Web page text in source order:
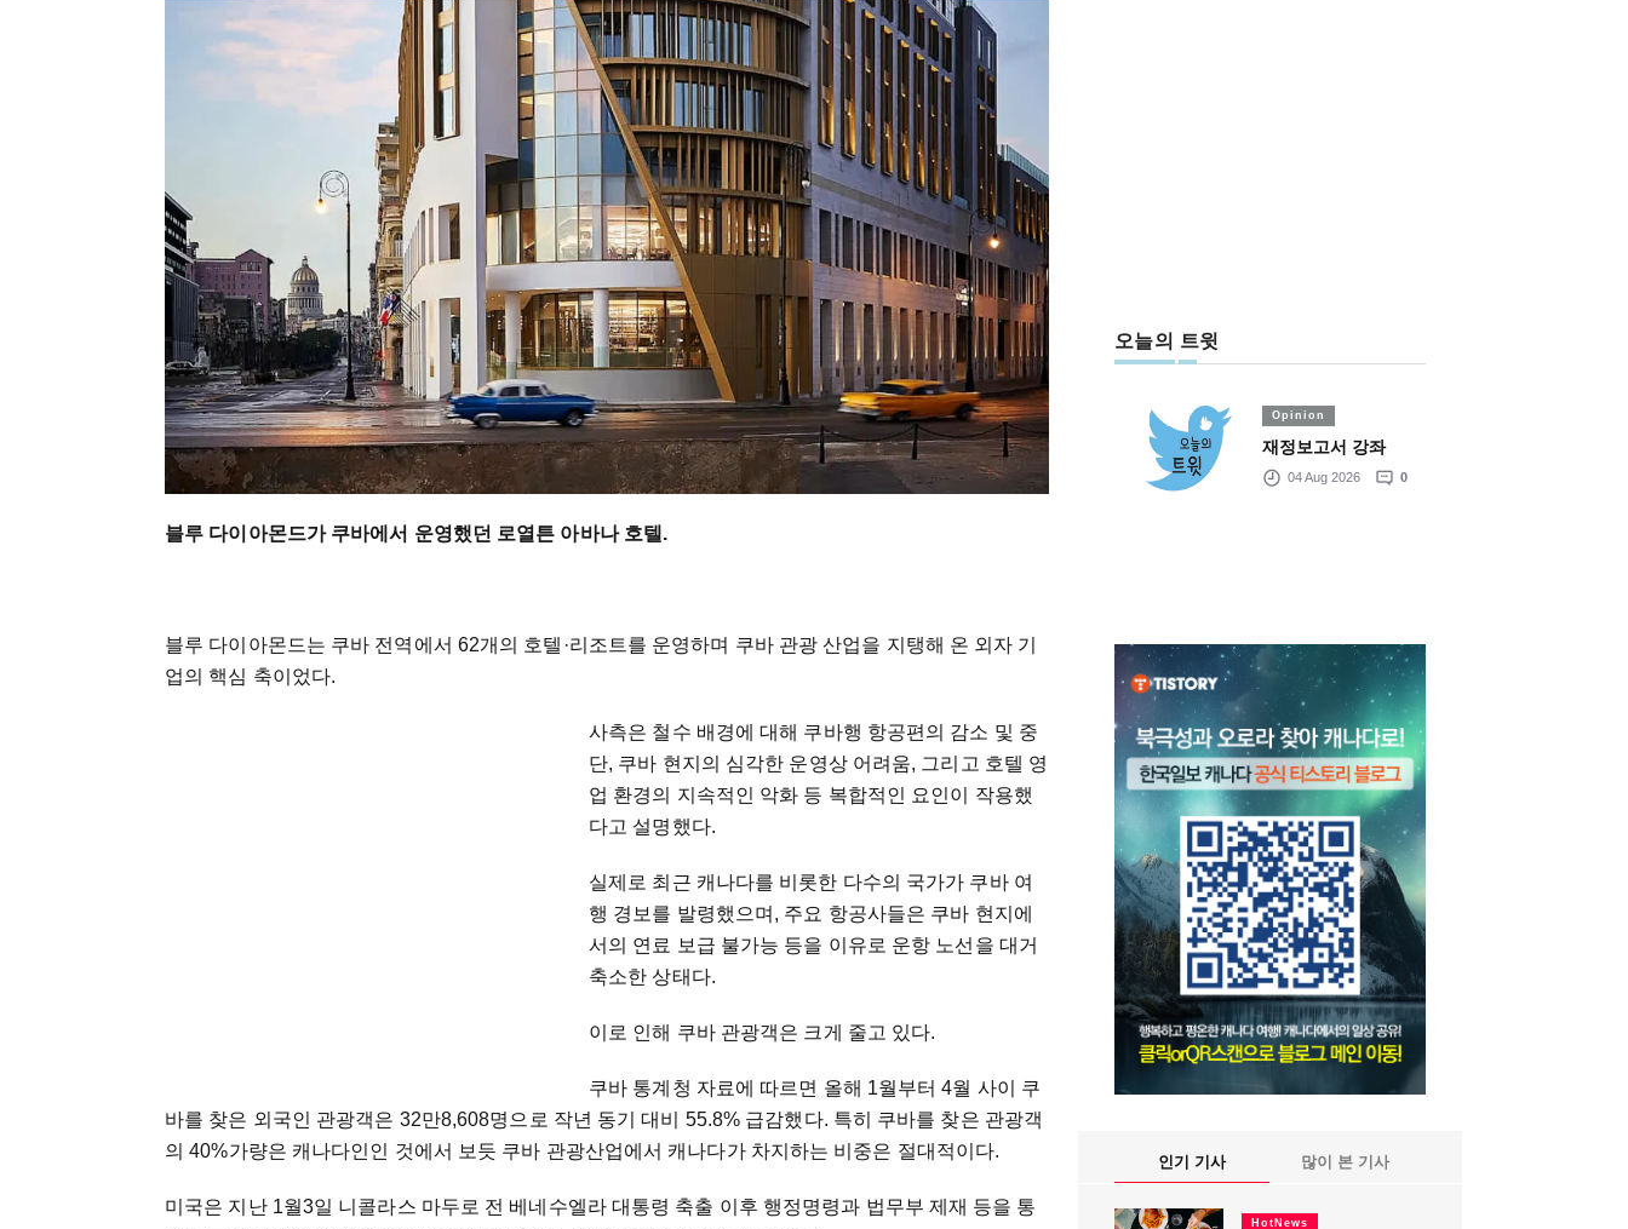
블루 다이아몬드가 쿠바에서 운영했던 로열튼 아바나 호텔.
블루 다이아몬드는 쿠바 전역에서 62개의 호텔·리조트를 운영하며 쿠바 관광 산업을 지탱해 온 외자 기
업의 핵심 축이었다.
사측은 철수 배경에 대해 쿠바행 항공편의 감소 및 중
단, 쿠바 현지의 심각한 운영상 어려움, 그리고 호텔 영
업 환경의 지속적인 악화 등 복합적인 요인이 작용했
다고 설명했다.
실제로 최근 캐나다를 비롯한 다수의 국가가 쿠바 여
행 경보를 발령했으며, 주요 항공사들은 쿠바 현지에
서의 연료 보급 불가능 등을 이유로 운항 노선을 대거
축소한 상태다.
이로 인해 쿠바 관광객은 크게 줄고 있다.
쿠바 통계청 자료에 따르면 올해 1월부터 4월 사이 쿠
바를 찾은 외국인 관광객은 32만8,608명으로 작년 동기 대비 55.8% 급감했다. 특히 쿠바를 찾은 관광객
의 40%가량은 캐나다인인 것에서 보듯 쿠바 관광산업에서 캐나다가 차지하는 비중은 절대적이다.
미국은 지난 1월3일 니콜라스 마두로 전 베네수엘라 대통령 축출 이후 행정명령과 법무부 제재 등을 통
오늘의 트윗
Opinion
재정보고서 강좌
04 Aug 2026 0
인기 기사 많이 본 기사
HotNews